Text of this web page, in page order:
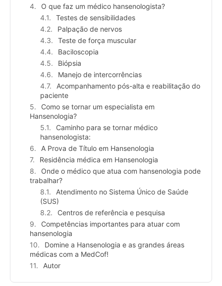
O que faz um médico hansenologista?
Testes de sensibilidades
Palpação de nervos
Teste de força muscular
Baciloscopia
Biópsia
Manejo de intercorrências
Acompanhamento pós-alta e reabilitação do
paciente
Como se tornar um especialista em
Hansenologia?
Caminho para se tornar médico
hansenologista:
A Prova de Título em Hansenologia
Residência médica em Hansenologia
Onde o médico que atua com hansenologia pode
trabalhar?
Atendimento no Sistema Único de Saúde
(SUS)
Centros de referência e pesquisa
Competências importantes para atuar com
hansenologia
Domine a Hansenologia e as grandes áreas
médicas com a MedCof!
Autor